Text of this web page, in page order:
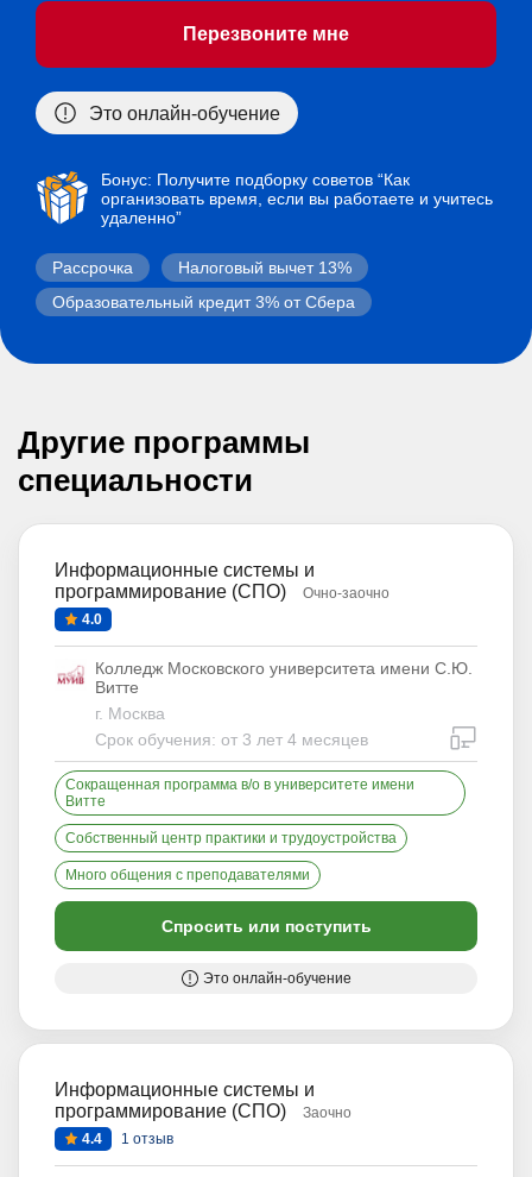
Бонус: Получите подборку советов “Как
организовать время, если вы работаете и учитесь
удаленно”
Рассрочка
Налоговый вычет 13%
Образовательный кредит 3% от Сбера
Перезвоните мне
Это онлайн-обучение
Другие программы
специальности
Информационные системы и
программирование (СПО)
Очно-заочно
4.0
Колледж Московского университета имени С.Ю.
Витте
г. Москва
Срок обучения: от 3 лет 4 месяцев
Сокращенная программа в/о в университете имени
Витте
Собственный центр практики и трудоустройства
Много общения с преподавателями
Спросить или поступить
Это онлайн-обучение
Информационные системы и
программирование (СПО)
Заочно
4.4
1 отзыв